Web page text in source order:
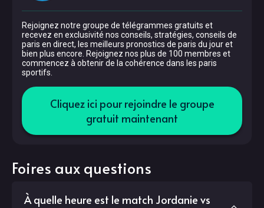
Rejoignez notre groupe de télégrammes gratuits et
recevez en exclusivité nos conseils, stratégies, conseils de
paris en direct, les meilleurs pronostics de paris du jour et
bien plus encore. Rejoignez nos plus de 100 membres et
commencez à obtenir de la cohérence dans les paris
sportifs.
Cliquez ici pour rejoindre le groupe
gratuit maintenant
Foires aux questions
À quelle heure est le match Jordanie vs